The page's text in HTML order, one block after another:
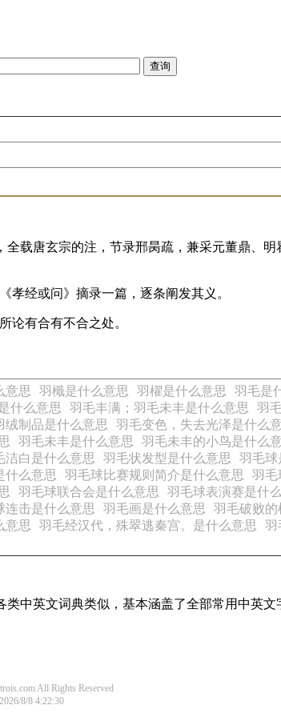
载唐玄宗的注，节录邢昺疏，兼采元董鼎、
孝经或问》摘录一篇，逐条阐发其义。
论有合有不合之处。
意思 羽檝是什么意思 羽櫂是什么意思 羽毛是
什么意思 羽毛丰满；羽毛未丰是什么意思
羽
绒制品是什么意思 羽毛变色，失去光泽是什么
羽毛未丰是什么意思 羽毛未丰的小鸟是什么
洁白是什么意思 羽毛状发型是什么意思 羽毛球
什么意思 羽毛球比赛规则简介是什么意思
羽毛
羽毛球联合会是什么意思 羽毛球表演赛是什
连击是什么意思 羽毛画是什么意思 羽毛破败的
意思 羽毛经汉代，殊翠逃秦宫。是什么意思 羽
中英文词典类似，基本涵盖了全部常用中英
All Rights Reserved
8/8 4:22:30